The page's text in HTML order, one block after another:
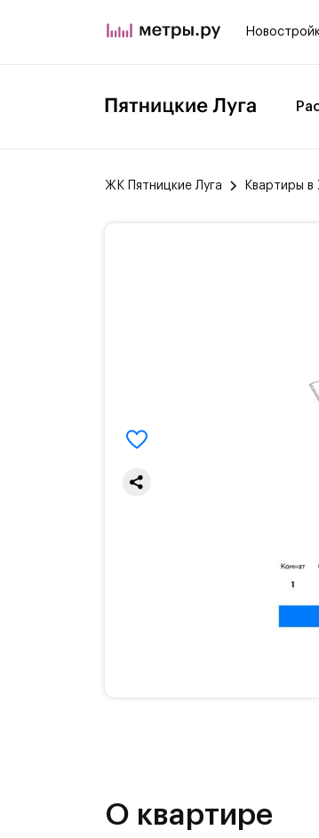
ЖК Пятницкие Луга Квартиры в
О квартире